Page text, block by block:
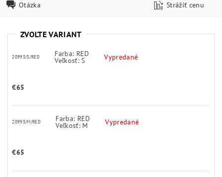
Otázka Strážiť cenu
ZVOĽTE VARIANT
20993/S/RED Farba: RED
Veľkosť: S Vypredané
€65
20993/M/RED Farba: RED
Veľkosť: M Vypredané
€65